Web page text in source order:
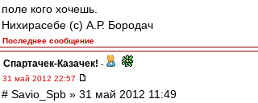
поле кого хочешь.
Нихирасебе (с) А.Р. Бородач
Последнее сообщение
Спартачек-Казачек! -
31 май 2012 22:57
# Savio_Spb » 31 май 2012 11:49